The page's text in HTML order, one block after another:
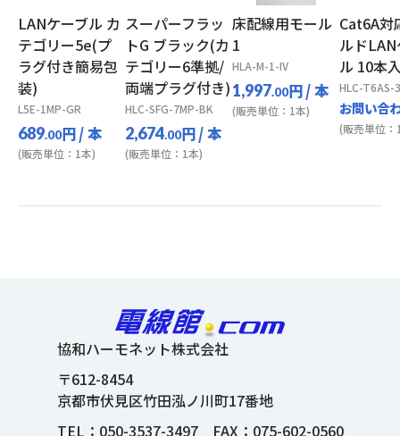
LANケーブル カ
テゴリー5e(プ
ラグ付き簡易包
装)
L5E-1MP-GR
689.00円/ 本
(販売単位：1本)
スーパーフラッ
トG ブラック(カ
テゴリー6準拠/
両端プラグ付き)
HLC-SFG-7MP-BK
2,674.00円/ 本
(販売単位：1本)
床配線用モール
1
HLA-M-1-IV
1,997.00円/ 本
(販売単位：1本)
Cat6A対
ルド
ル 10本
HLC-T6AS-
お問い合
(販売単位：
協和ハーモネット株式会社
〒612-8454
京都市伏見区竹田泓ノ川町17番地
TEL： 050-3537-3497FAX：075-602-0560